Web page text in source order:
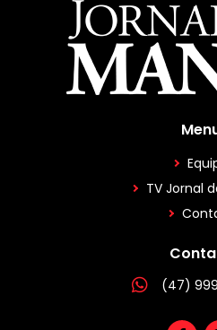
TV Jornal
(47)